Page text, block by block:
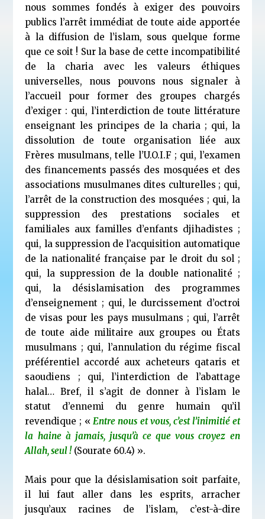
nous sommes fondés à exiger des pouvoirs
publics l’arrêt immédiat de toute aide apportée
à la diffusion de l’islam, sous quelque forme
que ce soit ! Sur la base de cette incompatibilité
de la charia avec les valeurs éthiques
universelles, nous pouvons nous signaler à
l’accueil pour former des groupes chargés
d’exiger : qui, l’interdiction de toute littérature
enseignant les principes de la charia ; qui, la
dissolution de toute organisation liée aux
Frères musulmans, telle l’U.O.I.F ; qui, l’examen
des financements passés des mosquées et des
associations musulmanes dites culturelles ; qui,
l’arrêt de la construction des mosquées ; qui, la
suppression des prestations sociales et
familiales aux familles d’enfants djihadistes ;
qui, la suppression de l’acquisition automatique
de la nationalité française par le droit du sol ;
qui, la suppression de la double nationalité ;
qui, la désislamisation des programmes
d’enseignement ; qui, le durcissement d’octroi
de visas pour les pays musulmans ; qui, l’arrêt
de toute aide militaire aux groupes ou États
musulmans ; qui, l’annulation du régime fiscal
préférentiel accordé aux acheteurs qataris et
saoudiens ; qui, l’interdiction de l’abattage
halal… Bref, il s’agit de donner à l’islam le
statut d’ennemi du genre humain qu’il
revendique ; « Entre nous et vous, c’est l’inimitié et
la haine à jamais, jusqu’à ce que vous croyez en
Allah, seul ! (Sourate 60.4) ».
Mais pour que la désislamisation soit parfaite,
il lui faut aller dans les esprits, arracher
jusqu’aux racines de l’islam, c’est-à-dire